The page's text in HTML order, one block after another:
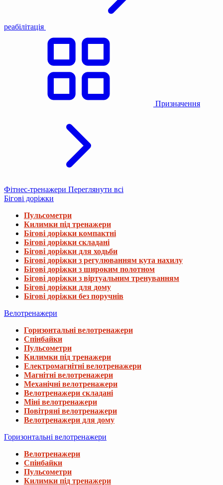
реабілітація
Призначення
Фітнес-тренажери Переглянути всі
Бігові доріжки
Пульсометри
Килимки під тренажери
Бігові доріжки компактні
Бігові доріжки складані
Бігові доріжки для ходьби
Бігові доріжки з регулюванням кута нахилу
Бігові доріжки з широким полотном
Бігові доріжки з віртуальним тренуванням
Бігові доріжки для дому
Бігові доріжки без поручнів
Велотренажери
Горизонтальні велотренажери
Спінбайки
Пульсометри
Килимки під тренажери
Електромагнітні велотренажери
Магнітні велотренажери
Механічні велотренажери
Велотренажери складані
Міні велотренажери
Повітряні велотренажери
Велотренажери для дому
Горизонтальні велотренажери
Велотренажери
Спінбайки
Пульсометри
Килимки під тренажери